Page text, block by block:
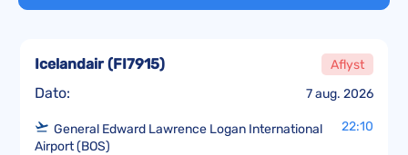
Dato: 7 aug. 2026
Icelandair(FI7915) Aflyst
General Edward Lawrence Logan International
Airport (BOS)
22:10